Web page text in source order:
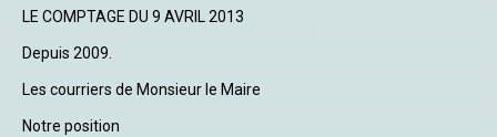
LE COMPTAGE DU 9 AVRIL 2013
Depuis 2009.
Les courriers de Monsieur le Maire
Notre position